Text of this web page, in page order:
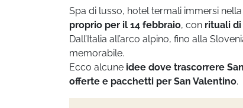
Spa di lusso, hotel termali immersi
proprio per il 14 febbraio, con rituali
Dall’Italia all’arco alpino, fino alla
memorabile.
Ecco alcune idee dove trascorrere
offerte e pacchetti per San Valentino.